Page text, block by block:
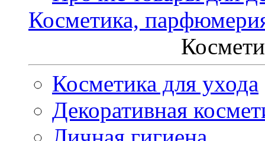
Косметика,
Косметика для ухода
Декоративная